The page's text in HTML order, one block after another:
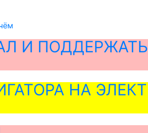
И ПОДДЕРЖАТЬ
НА